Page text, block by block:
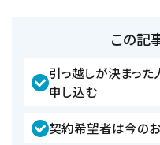
この記
引っ越しが決まっ
申し込む
契約希望者は今の